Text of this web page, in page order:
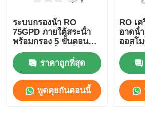
FRP ภาชนะรับความดัน
ถังน้ําอ่อนน้ํา
เรซินแลกเปลี่ยนไอออน
ระบบกรองน้ํา RO
75GPD ภายใต้สระน้ํา
พร้อมกรอง 5 ขั้นตอน
และตู้กรองน้ําเหล็กไร้ขัด
304
ราคาถูกที่สุด
พูดคุยกันตอนนี้
RO เ
อาดน้ํ
ออสโ
เครื่อ